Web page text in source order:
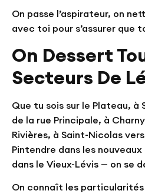
On passe l’aspirateur, on
avec toi pour s’assurer que
On Dessert
Secteurs De
Que tu sois sur le Plateau, à
de la rue Principale, à
Rivières, à Saint-Nicolas
Pintendre dans les
dans le Vieux-Lévis — on se
On connaît les